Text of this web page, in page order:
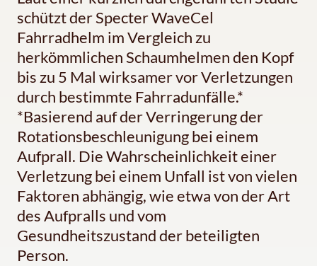
schützt der Specter WaveCel
Fahrradhelm im Vergleich zu
herkömmlichen Schaumhelmen den Kopf
bis zu 5 Mal wirksamer vor Verletzungen
durch bestimmte Fahrradunfälle.*
*Basierend auf der Verringerung der
Rotationsbeschleunigung bei einem
Aufprall. Die Wahrscheinlichkeit einer
Verletzung bei einem Unfall ist von vielen
Faktoren abhängig, wie etwa von der Art
des Aufpralls und vom
Gesundheitszustand der beteiligten
Person.